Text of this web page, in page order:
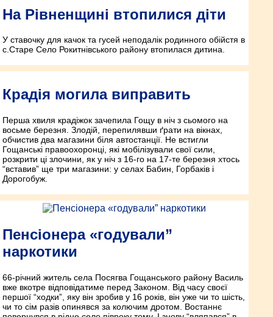
На Рівненщині втопилися діти
У ставочку для качок та гусей неподалік родинного обійстя в
с.Старе Село Рокитнівського району втопилася дитина.
Крадія могила виправить
Перша хвиля крадіжок зачепила Гощу в ніч з сьомого на
восьме березня. Злодій, перепилявши ґрати на вікнах,
обчистив два магазини біля автостанції. Не встигли
Гощанські правоохоронці, які мобілізували свої сили,
розкрити ці злочини, як у ніч з 16-го на 17-те березня хтось
“вставив” ще три магазини: у селах Бабин, Горбаків і
Дорогобуж.
Пенсіонера «годували”
наркотики
66-річний житель села Посягва Гощанського району Василь
вже вкотре відповідатиме перед Законом. Від часу своєї
першої “ходки”, яку він зробив у 16 років, він уже чи то шість,
чи то сім разів опинявся за колючим дротом. Востаннє